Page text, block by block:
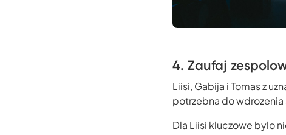
4. Zaufaj
Liisi, Gabija i Tomas z
potrzebna do
Dla Liisi kluczowe bylo